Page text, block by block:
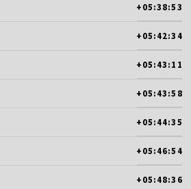
+05:38:53
+05:42:34
+05:43:11
+05:43:58
+05:44:35
+05:46:54
+05:48:36